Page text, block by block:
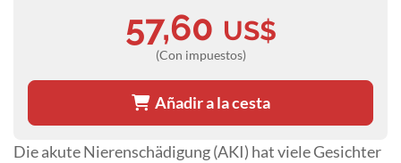
Die akute Nierenschädigung (AKI) hat viele Gesichter
57,60 US$
(Con impuestos)
Añadir a la cesta